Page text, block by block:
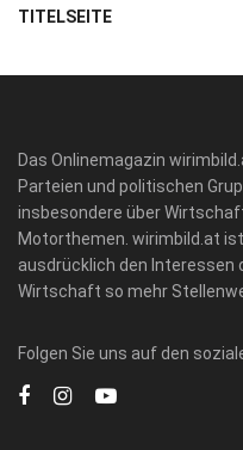
TITELSEITE
Das Onlinemagazin
Parteien und politischen
insbesondere über
Motorthemen. wirimbild.at
ausdrücklich den Interessen
Wirtschaft so mehr
Folgen Sie uns auf den